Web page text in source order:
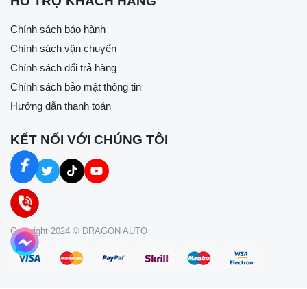
Chính sách bảo hành
Chính sách vận chuyển
Chính sách đổi trả hàng
Chính sách bảo mật thông tin
Hướng dẫn thanh toán
KẾT NỐI VỚI CHÚNG TÔI
Copyright 2024 © DRAGON AUTO